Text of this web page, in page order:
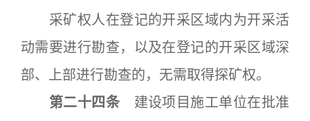
采矿权人在登记的开采区域内为开采活
动需要进行勘查，以及在登记的开采区域深
部、上部进行勘查的，无需取得探矿权。
第二十四条 建设项目施工单位在批准